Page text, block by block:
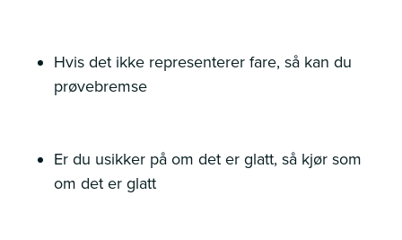
Hvis det ikke representerer fare, så kan du
prøvebremse
Er du usikker på om det er glatt, så kjør som
om det er glatt